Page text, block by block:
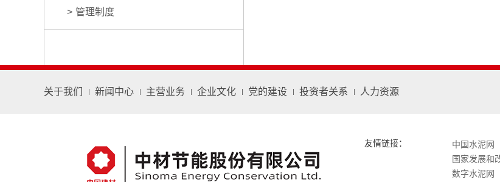
管理制度
关于我们 新闻中心 主营业务 企业文化 党的建设 投资者关系 人力资源
友情链接：
中国水泥网
国家发展和
数字水泥网